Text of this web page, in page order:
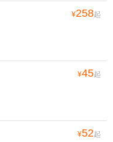
¥258起
¥45起
¥52起